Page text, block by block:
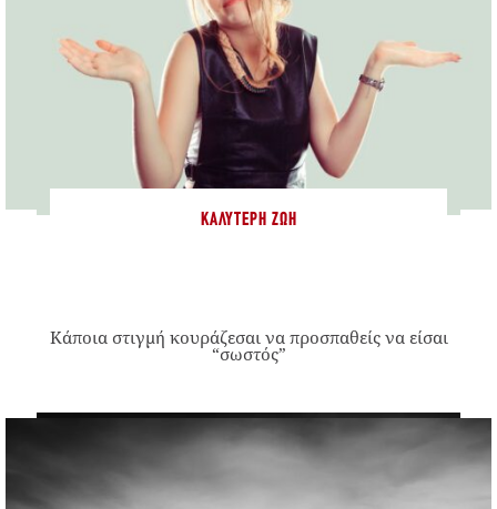
ΚΑΛΎΤΕΡΗ ΖΩΉ
Κάποια στιγμή κουράζεσαι να προσπαθείς να είσαι
“σωστός”